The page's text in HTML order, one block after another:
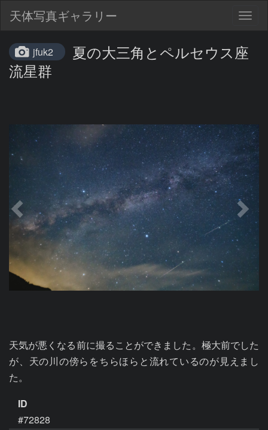
天体写真ギャラリー
jfuk2
夏の大三角とペルセウス座
流星群
天気が悪くなる前に撮ることができました。極大前でした
が、天の川の傍らをちらほらと流れているのが見えまし
た。
ID
#72828